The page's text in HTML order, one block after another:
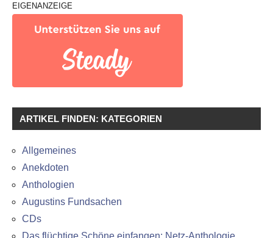
EIGENANZEIGE
ARTIKEL FINDEN: KATEGORIEN
Allgemeines
Anekdoten
Anthologien
Augustins Fundsachen
CDs
Das flüchtige Schöne einfangen: Netz-Anthologie